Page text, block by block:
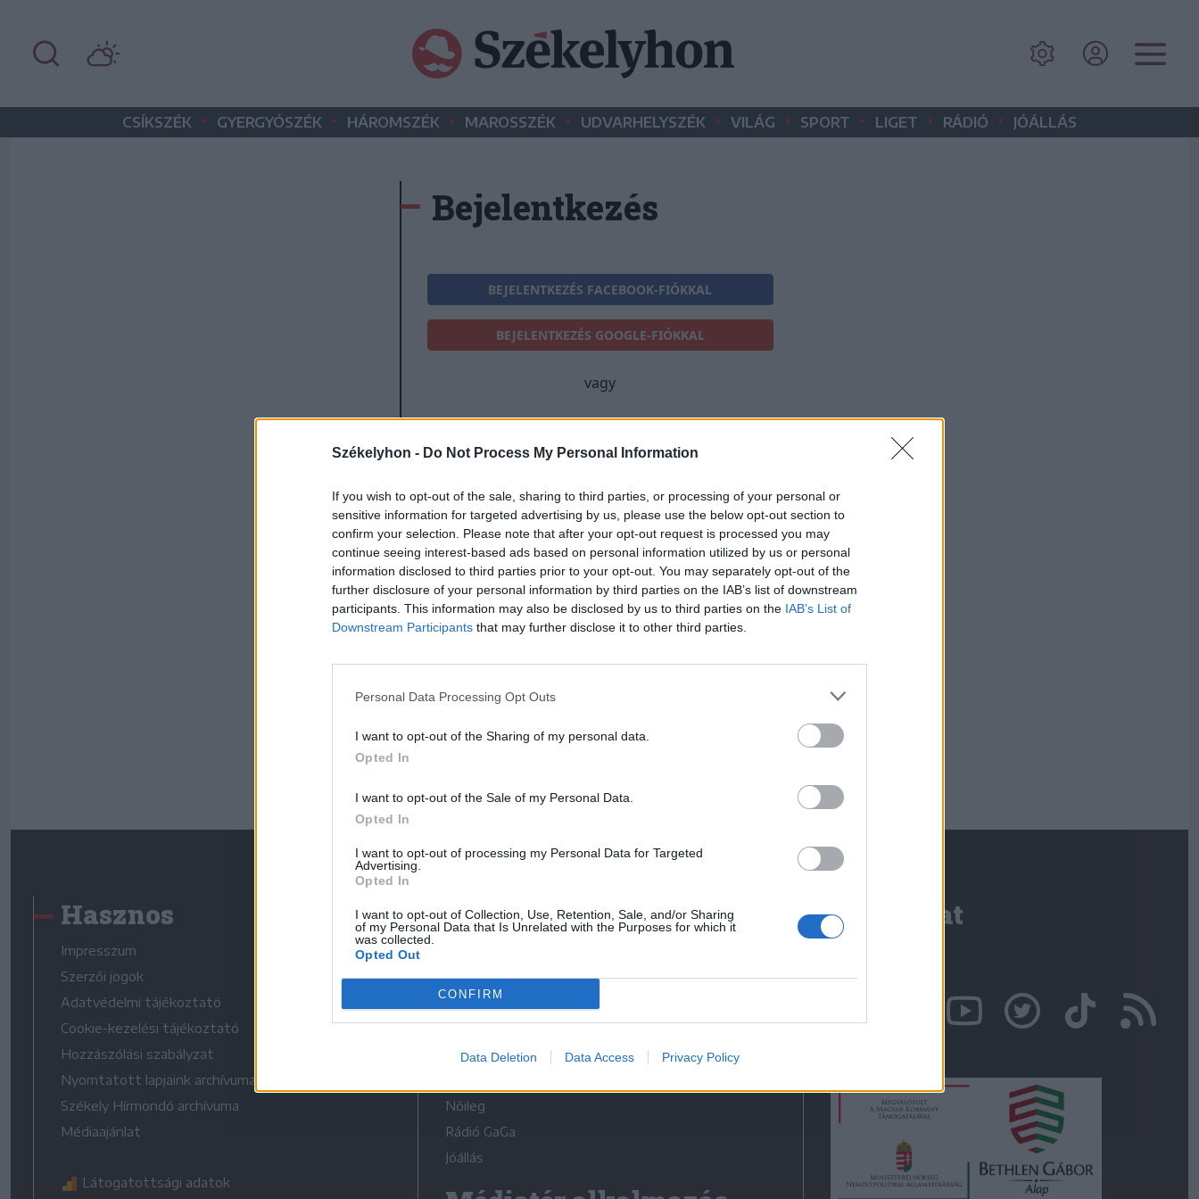
Székelyhon - Do Not Process My Personal Information
If you wish to opt-out of the sale, sharing to third parties, or processing of your personal or
sensitive information for targeted advertising by us, please use the below opt-out section to
confirm your selection. Please note that after your opt-out request is processed you may
continue seeing interest-based ads based on personal information utilized by us or personal
information disclosed to third parties prior to your opt-out. You may separately opt-out of the
further disclosure of your personal information by third parties on the IAB’s list of downstream
participants. This information may also be disclosed by us to third parties on the IAB’s List of
Downstream Participants that may further disclose it to other third parties.
Personal Data Processing Opt Outs
I want to opt-out of the Sharing of my personal data.
Opted In
I want to opt-out of the Sale of my Personal Data.
Opted In
I want to opt-out of processing my Personal Data for Targeted
Advertising.
Opted In
I want to opt-out of Collection, Use, Retention, Sale, and/or Sharing
of my Personal Data that Is Unrelated with the Purposes for which it
was collected.
Opted Out
CONFIRM
Data Deletion Data Access Privacy Policy
CSÍKSZÉK • GYERGYÓSZÉK • HÁROMSZÉK • MAROSSZÉK • UDVARHELYSZÉK • VILÁG • SPORT • LIGET • RÁDIÓ • JÓÁLLÁS
Bejelentkezés
BEJELENTKEZÉS FACEBOOK-FIÓKKAL
BEJELENTKEZÉS GOOGLE-FIÓKKAL
vagy
E-mail-cím
Jelszó
Elfelejtette a jelszavát?
BEJELENTKEZÉS
Hasznos
Impresszum
Szerzői jogok
Adatvédelmi tájékoztató
Cookie-kezelési tájékoztató
Hozzászólási szabályzat
Nyomtatott lapjaink archívuma
Székely Hírmondó archívuma
Médiaajánlat
Látogatottsági adatok
Médiatér
Liget
Krónika
Bihari Napló
Erdélyi Napló
Nőileg
Rádió GaGa
Jóállás
Kapcsolat